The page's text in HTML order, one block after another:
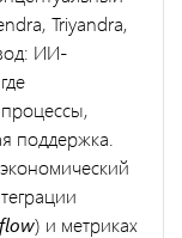
Triyandra,
ИИ-
поддержка.
) и метриках